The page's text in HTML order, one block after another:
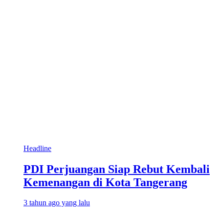
Headline
PDI Perjuangan Siap Rebut Kembali
Kemenangan di Kota Tangerang
3 tahun ago yang lalu